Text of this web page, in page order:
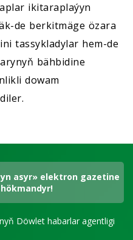
ikitaraplaýyn
de berkitmäge özara
tassykladylar hem-de
bähbidine
dowam
asyr» elektron gazetine
Döwlet habarlar agentligi